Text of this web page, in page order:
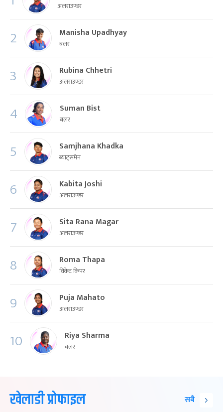
अलराउण्डर
2 Manisha Upadhyay
बलर
3 Rubina Chhetri
अलराउण्डर
4 Suman Bist
बलर
5 Samjhana Khadka
ब्याट्समेन
6 Kabita Joshi
अलराउण्डर
7 Sita Rana Magar
अलराउण्डर
8 Roma Thapa
विकेट किपर
9 Puja Mahato
अलराउण्डर
10 Riya Sharma
बलर
खेलाडी प्रोफाइल सबै